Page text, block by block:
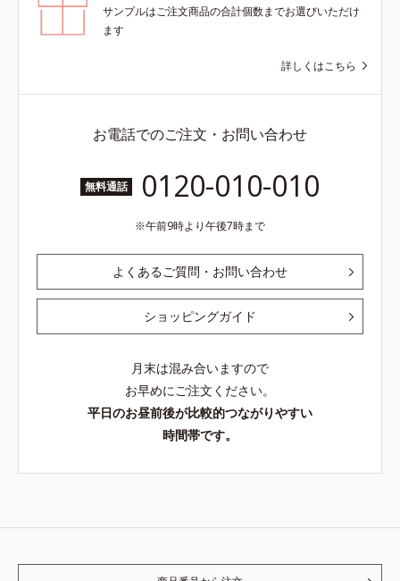
サンプルはご注文商品の合計個数までお選びいただけ
ます
詳しくはこちら
お電話でのご注文・お問い合わせ
無料通話 0120-010-010
午前9時より午後7時まで
よくあるご質問・お問い合わせ
ショッピングガイド
月末は混み合いますので
お早めにご注文ください。
平日のお昼前後が比較的つながりやすい
時間帯です。